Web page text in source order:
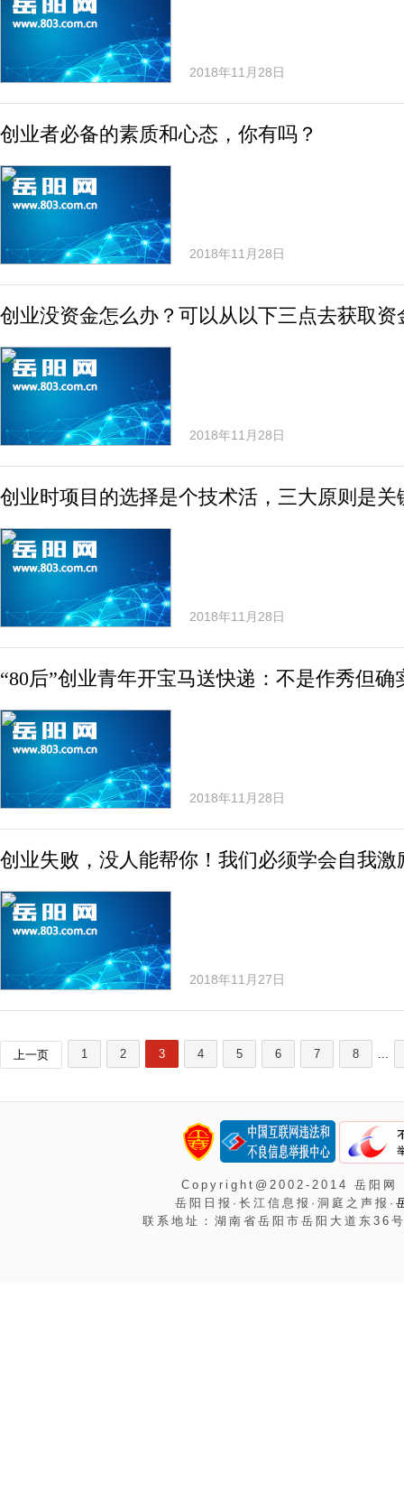
2018年11月28日
创业者必备的素质和心态，你有吗？
2018年11月28日
创业没资金怎么办？可以从以下三点去获取
2018年11月28日
创业时项目的选择是个技术活，三大原则是关
2018年11月28日
“80后”创业青年开宝马送快递：不是作秀但确
2018年11月28日
创业失败，没人能帮你！我们必须学会自我激
2018年11月27日
上一页 1 2 3 4 5 6 7 8 ...
Copyright@2002-2014 岳阳
岳阳日报·长江信息报·洞庭之声报·
联系地址：湖南省岳阳市岳阳大道东